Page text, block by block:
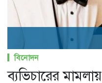
বিনোদন
ব্যভিচারের মামলায়